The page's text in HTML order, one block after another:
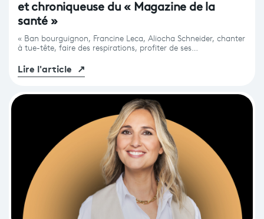
et chroniqueuse du « Magazine de la
santé »
« Ban bourguignon, Francine Leca, Aliocha Schneider, chanter
à tue-tête, faire des respirations, profiter de ses…
Lire l'article ↗